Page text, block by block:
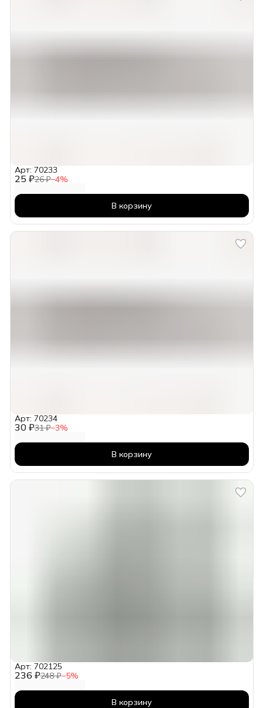
25 ₽26 ₽−4%
Арт: 70233
В корзину
30 ₽31 ₽−3%
Арт: 70234
В корзину
236 ₽248 ₽−5%
Арт: 702125
В корзину